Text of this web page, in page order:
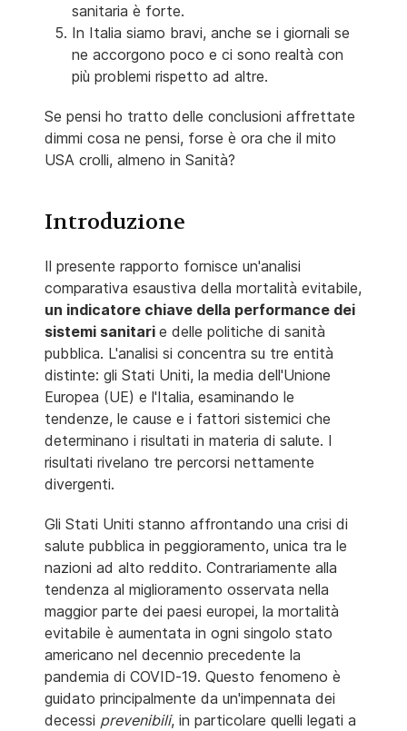
sanitaria è forte.
In Italia siamo bravi, anche se i giornali se
ne accorgono poco e ci sono realtà con
più problemi rispetto ad altre.
Se pensi ho tratto delle conclusioni affrettate
dimmi cosa ne pensi, forse è ora che il mito
USA crolli, almeno in Sanità?
Introduzione
Il presente rapporto fornisce un'analisi
comparativa esaustiva della mortalità evitabile,
un indicatore chiave della performance dei
sistemi sanitari e delle politiche di sanità
pubblica. L'analisi si concentra su tre entità
distinte: gli Stati Uniti, la media dell'Unione
Europea (UE) e l'Italia, esaminando le
tendenze, le cause e i fattori sistemici che
determinano i risultati in materia di salute. I
risultati rivelano tre percorsi nettamente
divergenti.
Gli Stati Uniti stanno affrontando una crisi di
salute pubblica in peggioramento, unica tra le
nazioni ad alto reddito. Contrariamente alla
tendenza al miglioramento osservata nella
maggior parte dei paesi europei, la mortalità
evitabile è aumentata in ogni singolo stato
americano nel decennio precedente la
pandemia di COVID-19. Questo fenomeno è
guidato principalmente da un'impennata dei
decessi prevenibili, in particolare quelli legati a